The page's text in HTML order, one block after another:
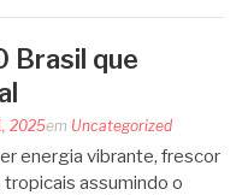
Brasil que
2025em Uncategorized
energia vibrante, frescor
assumindo o